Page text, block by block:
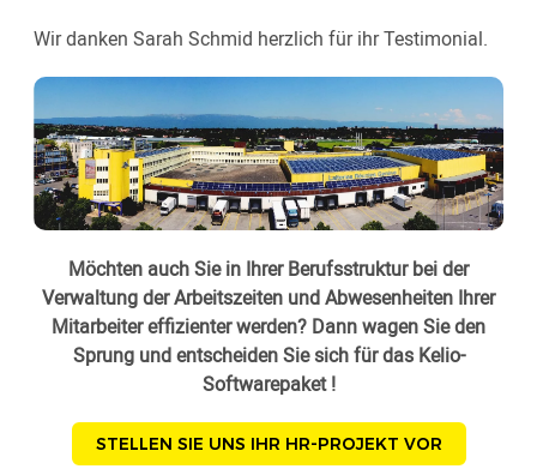
Wir danken Sarah Schmid herzlich für ihr Testimonial.
Möchten auch Sie in Ihrer Berufsstruktur bei der
Verwaltung der Arbeitszeiten und Abwesenheiten Ihrer
Mitarbeiter effizienter werden? Dann wagen Sie den
Sprung und entscheiden Sie sich für das Kelio-
Softwarepaket !
STELLEN SIE UNS IHR HR-PROJEKT VOR